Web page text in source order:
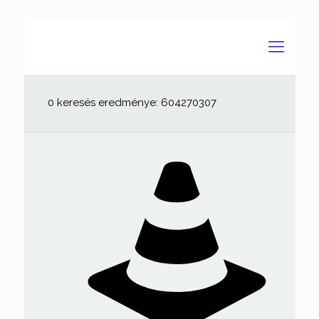
0 keresés eredménye: 604270307